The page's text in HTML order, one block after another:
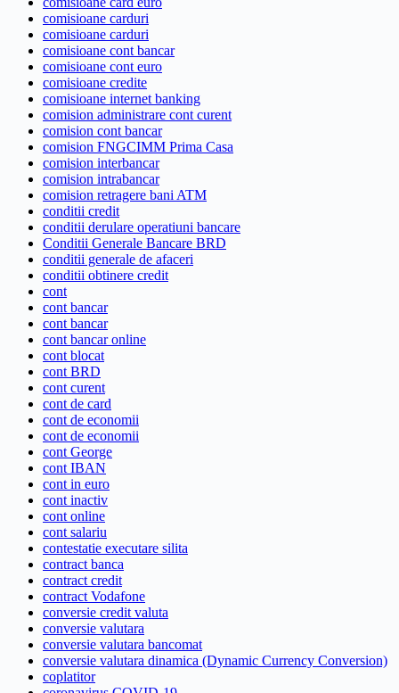
comisioane carduri
comisioane carduri
comisioane cont bancar
comisioane cont euro
comisioane credite
comisioane internet banking
comision administrare cont curent
comision cont bancar
comision FNGCIMM Prima Casa
comision interbancar
comision intrabancar
comision retragere bani ATM
conditii credit
conditii derulare operatiuni bancare
Conditii Generale Bancare BRD
conditii generale de afaceri
conditii obtinere credit
cont
cont bancar
cont bancar
cont bancar online
cont blocat
cont BRD
cont curent
cont de card
cont de economii
cont de economii
cont George
cont IBAN
cont in euro
cont inactiv
cont online
cont salariu
contestatie executare silita
contract banca
contract credit
contract Vodafone
conversie credit valuta
conversie valutara
conversie valutara bancomat
conversie valutara dinamica (Dynamic Currency Conversion)
coplatitor